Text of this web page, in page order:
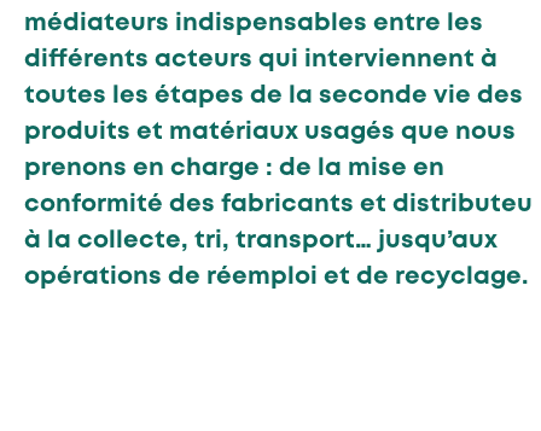
médiateurs indispensables entre les
différents acteurs qui interviennent à
toutes les étapes de la seconde vie des
produits et matériaux usagés que nous
prenons en charge : de la mise en
conformité des fabricants et
à la collecte, tri, transport… jusqu’aux
opérations de réemploi et de recyclage.